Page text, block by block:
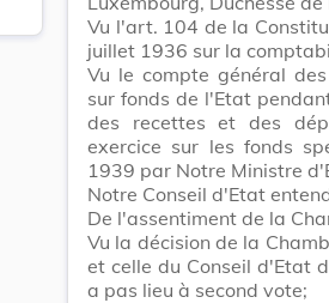
Vu l'art. 104 de la
juillet 1936 sur la
Vu le compte général
sur fonds de l'Etat
des recettes et des
exercice sur les fonds
1939 par Notre Ministre
Notre Conseil d'Etat
De l'assentiment de la
Vu la décision de la
et celle du Conseil d'Etat
a pas lieu à second vote;